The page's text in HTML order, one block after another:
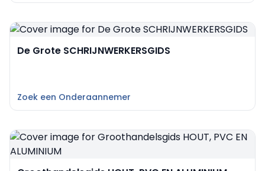
De Grote SCHRIJNWERKERSGIDS
Zoek een Onderaannemer